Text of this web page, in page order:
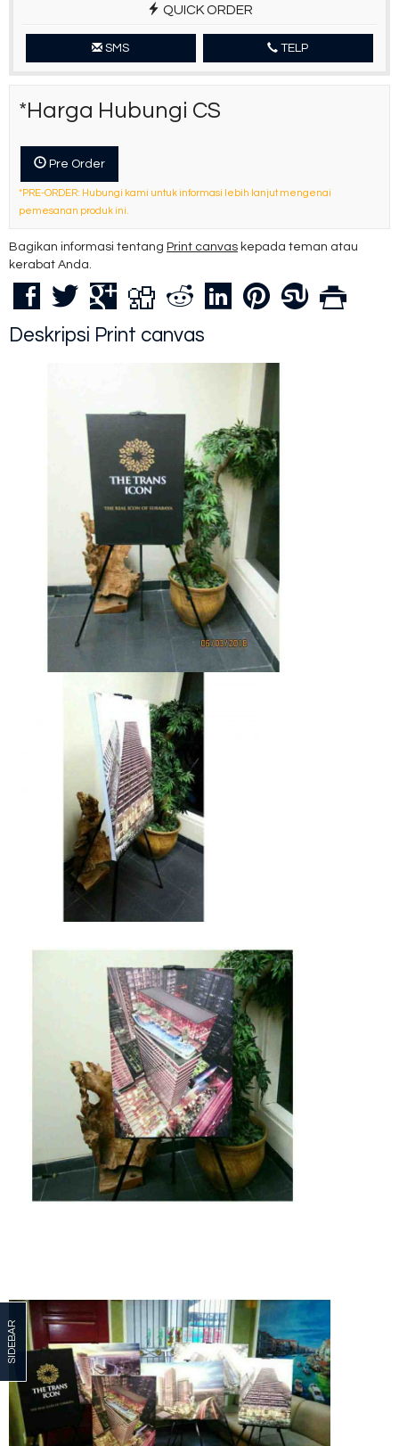
QUICK ORDER
SMS TELP
*Harga Hubungi CS
Pre Order
*PRE-ORDER: Hubungi kami untuk informasi lebih lanjut mengenai
pemesanan produk ini.
Bagikan informasi tentang Print canvas kepada teman atau
kerabat Anda.
Deskripsi Print canvas
SIDEBAR